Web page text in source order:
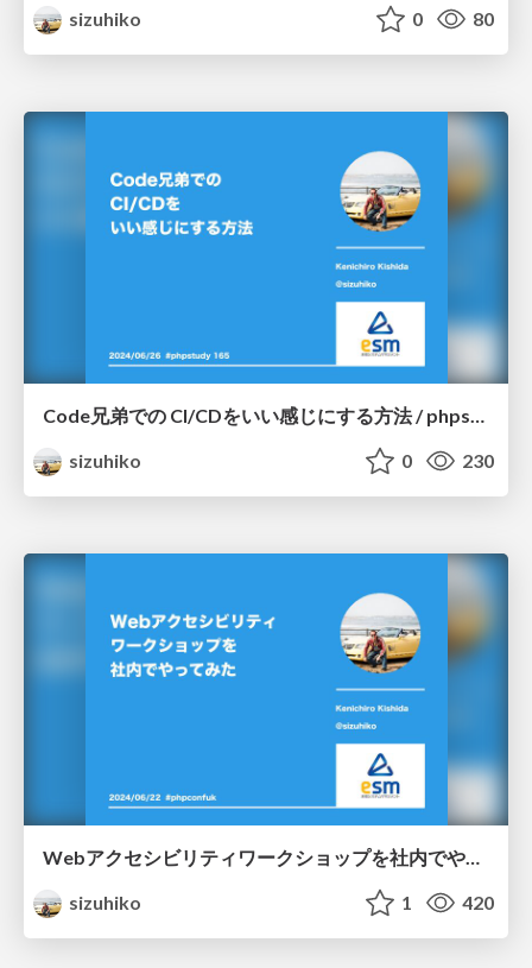
sizuhiko
0 80
Code兄弟での CI/CDをいい感じにする方法 / phpstudy-2024-06
sizuhiko
0 230
Webアクセシビリティワークショップを社内でやってみた / phpconfuk-2024
sizuhiko
1 420